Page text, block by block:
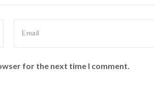
for the next time I comment.